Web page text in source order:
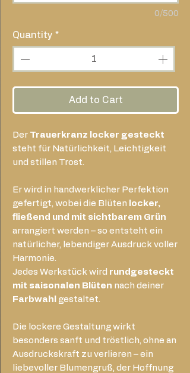
0/500
Quantity *
Add to Cart
Der Trauerkranz locker gesteckt
steht für Natürlichkeit, Leichtigkeit
und stillen Trost.
Er wird in handwerklicher Perfektion
gefertigt, wobei die Blüten locker,
fließend und mit sichtbarem Grün
arrangiert werden – so entsteht ein
natürlicher, lebendiger Ausdruck voller
Harmonie.
Jedes Werkstück wird rundgesteckt
mit saisonalen Blüten nach deiner
Farbwahl gestaltet.
Die lockere Gestaltung wirkt
besonders sanft und tröstlich, ohne an
Ausdruckskraft zu verlieren – ein
liebevoller Blumengruß, der Hoffnung